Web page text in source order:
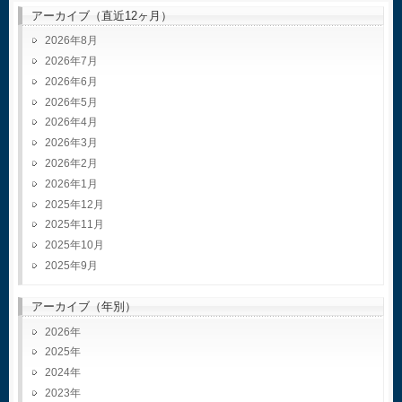
アーカイブ（直近12ヶ月）
2026年8月
2026年7月
2026年6月
2026年5月
2026年4月
2026年3月
2026年2月
2026年1月
2025年12月
2025年11月
2025年10月
2025年9月
アーカイブ（年別）
2026
2025
2024
2023